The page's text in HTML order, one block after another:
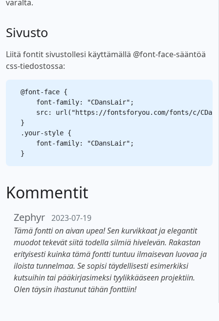
varalta.
Sivusto
Liitä fontit sivustollesi käyttämällä @font-face-sääntöä
css-tiedostossa:
@font-face {
    font-family: "CDansLair";
src: url("https://fontsforyou.com/fonts/c/
}
.your-style {
    font-family: "CDansLair";
Kommentit
Zephyr 2023-07-19
Tämä fontti on aivan upea! Sen kurvikkaat ja elegantit
muodot tekevät siitä todella silmiä hivelevän. Rakastan
erityisesti kuinka tämä fontti tuntuu ilmaisevan luovaa ja
iloista tunnelmaa. Se sopisi täydellisesti esimerkiksi
kutsuihin tai pääkirjasimeksi tyylikkääseen projektiin.
Olen täysin ihastunut tähän fonttiin!